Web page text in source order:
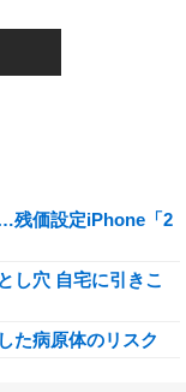
残価設定iPhone「2
し穴 自宅に引きこ
た病原体のリスク